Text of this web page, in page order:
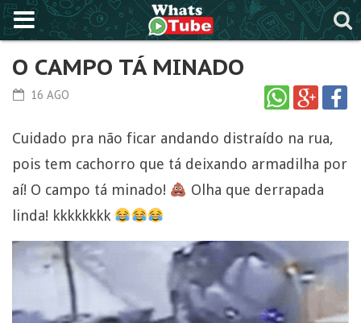
O CAMPO TÁ MINADO
16 AGO
Cuidado pra não ficar andando distraído na rua,
pois tem cachorro que tá deixando armadilha por
aí! O campo tá minado!
Olha que derrapada
linda! kkkkkkkk